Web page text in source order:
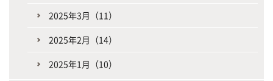
2025年3月（11）
2025年2月（14）
2025年1月（10）